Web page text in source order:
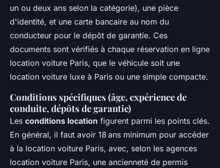
un ou deux ans selon la catégorie), une pièce
d'identité, et une carte bancaire au nom du
conducteur pour le dépôt de garantie. Ces
documents sont vérifiés à chaque réservation en ligne
location voiture Paris, que le véhicule soit une
location voiture luxe à Paris ou une simple compacte.
Conditions spécifiques (âge, expérience de
conduite, dépôts de garantie)
Les conditions location figurent parmi les points clés.
En général, il faut avoir 18 ans minimum pour accéder
à la location voiture Paris, avec, selon les agences
location voiture Paris, une ancienneté de permis